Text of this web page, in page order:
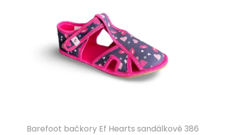
Barefoot bačkory Ef Hearts sandálkové 386